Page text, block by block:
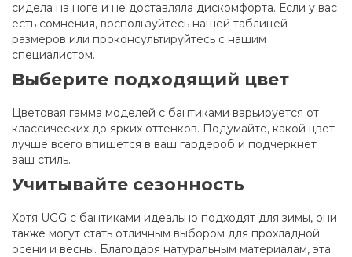
сидела на ноге и не доставляла дискомфорта. Если у вас
есть сомнения, воспользуйтесь нашей таблицей
размеров или проконсультируйтесь с нашим
специалистом.
Выберите подходящий цвет
Цветовая гамма моделей с бантиками варьируется от
классических до ярких оттенков. Подумайте, какой цвет
лучше всего впишется в ваш гардероб и подчеркнет
ваш стиль.
Учитывайте сезонность
Хотя UGG с бантиками идеально подходят для зимы, они
также могут стать отличным выбором для прохладной
осени и весны. Благодаря натуральным материалам, эта